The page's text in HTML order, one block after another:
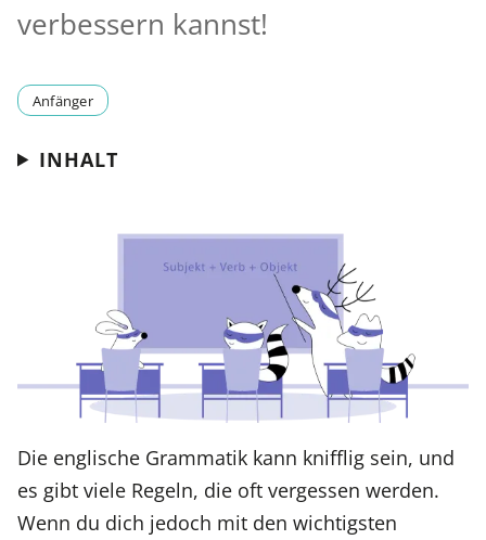
verbessern kannst!
Anfänger
INHALT
Die englische Grammatik kann knifflig sein, und
es gibt viele Regeln, die oft vergessen werden.
Wenn du dich jedoch mit den wichtigsten